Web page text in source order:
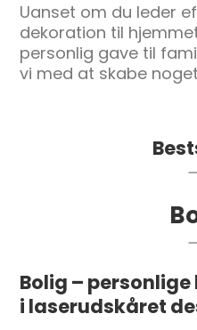
Uanset om du leder
dekoration til
personlig gave til
vi med at skabe
Bolig –
i laserudskåret